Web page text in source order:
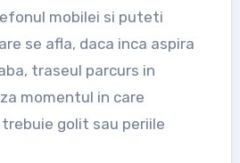
mobilei si puteti
se afla, daca inca aspira
traseul parcurs in
momentul in care
golit sau periile